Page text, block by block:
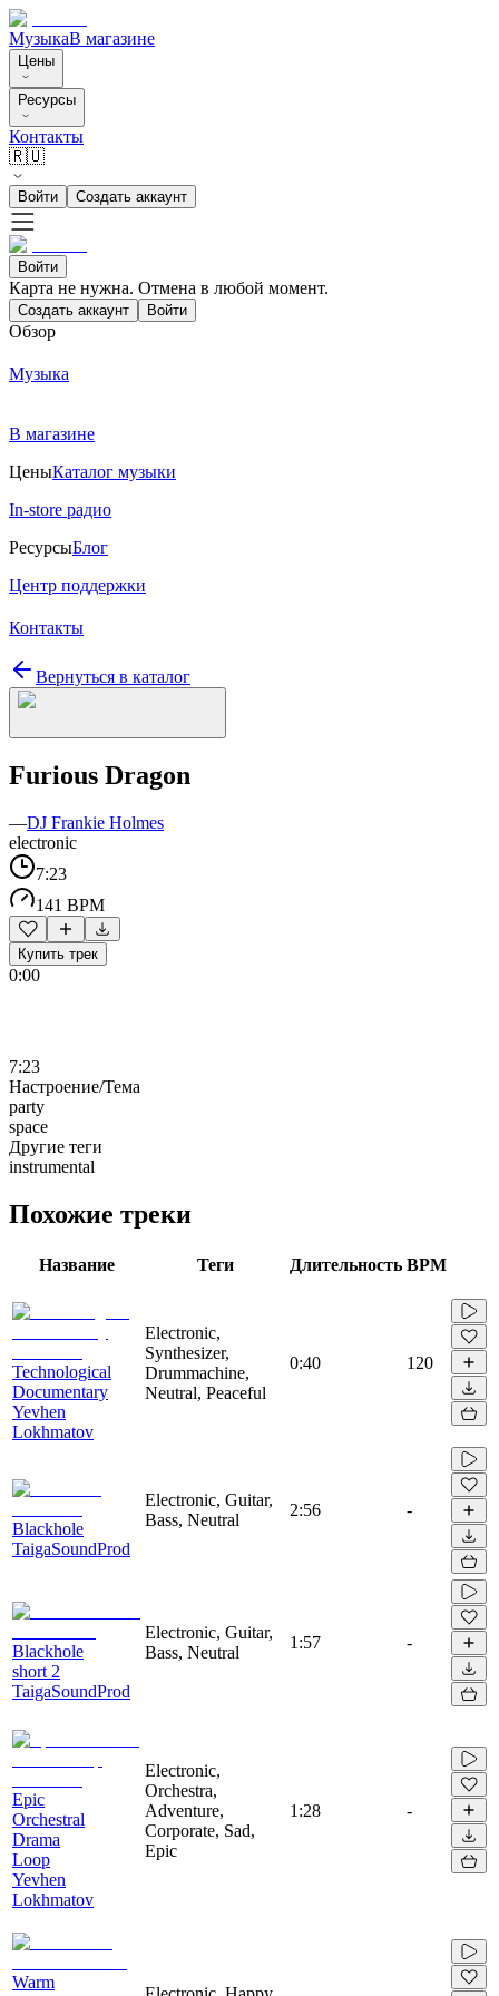
МузыкаВ магазине
Цены
Ресурсы
Контакты
🇷🇺
Войти Создать аккаунт
Войти
Карта не нужна. Отмена в любой момент.
Создать аккаунт Войти
Обзор
Музыка
В магазине
ЦеныКаталог музыки
In-store радио
РесурсыБлог
Центр поддержки
Контакты
Вернуться в каталог
Furious Dragon
—DJ Frankie Holmes
electronic
7:23
141 BPM
Купить трек
0:00
7:23
Настроение/Тема
party
space
Другие теги
instrumental
Похожие треки
Название Теги Длительность BPM
Technological
Documentary
Yevhen
Lokhmatov
Electronic,
Synthesizer,
Drummachine,
Neutral, Peaceful
0:40 120
Blackhole
TaigaSoundProd
Electronic, Guitar,
Bass, Neutral
2:56 -
Blackhole
short 2
TaigaSoundProd
Electronic, Guitar,
Bass, Neutral
1:57 -
Epic
Orchestral
Drama
Loop
Yevhen
Lokhmatov
Electronic,
Orchestra,
Adventure,
Corporate, Sad,
Epic
1:28 -
Warm